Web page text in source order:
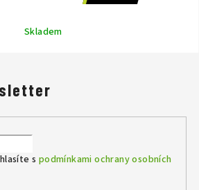
Skladem
s podmínkami ochrany osobních